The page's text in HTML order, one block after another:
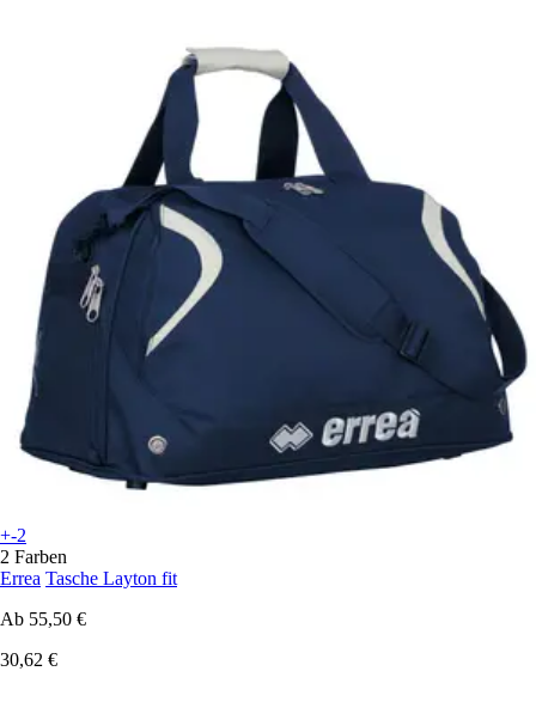
+-2
2 Farben
Errea Tasche Layton fit
Ab 55,50 €
30,62 €